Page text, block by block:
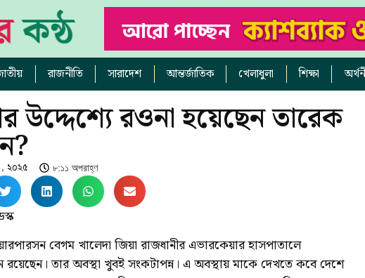
রাজনীতি সারাদেশ আন্তর্জাতিক খেলাধুলা শিক্ষা
উদ্দেশ্যে রওনা হয়েছেন তারেক
২০২৫ ৮:১১ অপরাহ্ণ
বেগম খালেদা জিয়া রাজধানীর এভারকেয়ার হাসপাতালে
রয়েছেন। তার অবস্থা খুবই সংকটাপন্ন। এ অবস্থায় মাকে দেখতে কবে দেশে